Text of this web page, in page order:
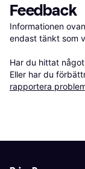
Feedback
Informationen
endast tänkt som
Har du hittat
Eller har du
rapportera